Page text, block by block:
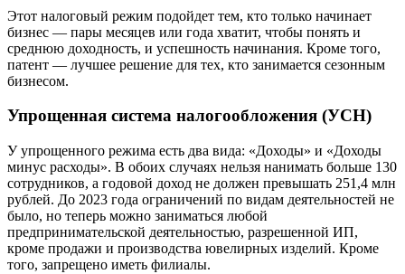
Этот налоговый режим подойдет тем, кто только начинает
бизнес — пары месяцев или года хватит, чтобы понять и
среднюю доходность, и успешность начинания. Кроме того,
патент — лучшее решение для тех, кто занимается сезонным
бизнесом.
Упрощенная система налогообложения (УСН)
У упрощенного режима есть два вида: «Доходы» и «Доходы
минус расходы». В обоих случаях нельзя нанимать больше 130
сотрудников, а годовой доход не должен превышать 251,4 млн
рублей. До 2023 года ограничений по видам деятельностей не
было, но теперь можно заниматься любой
предпринимательской деятельностью, разрешенной ИП,
кроме продажи и производства ювелирных изделий. Кроме
того, запрещено иметь филиалы.